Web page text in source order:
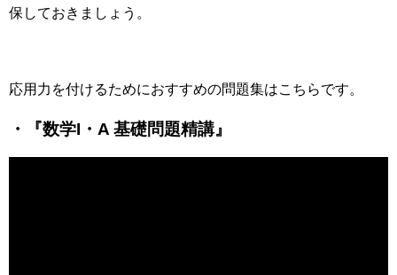
保しておきましょう。
応用力を付けるためにおすすめの問題集はこちらです。
・『数学I・A 基礎問題精講』